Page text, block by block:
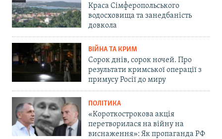
Краса Сімферопольського
водосховища та занедбаність
довкола
ВІЙНА ТА КРИМ
Сорок днів, сорок ночей. Про
результати кримської операції з
примусу Росії до миру
ПОЛІТИКА
«Короткострокова акція
перетворилася на війну на
виснаження»: Як пропаганда РФ